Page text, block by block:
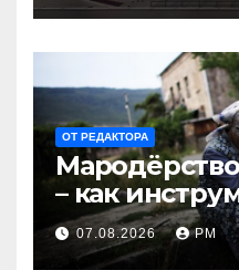
ОТ РЕДАКТОРА
– как
России
07.08.2026 РМ